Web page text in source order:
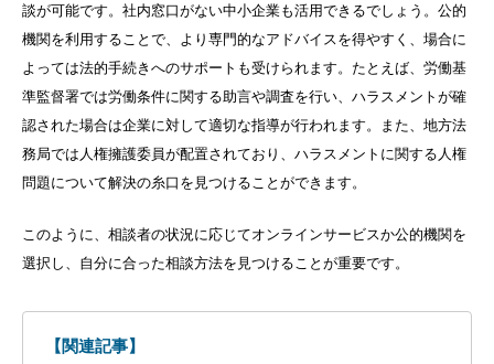
談が可能です。社内窓口がない中小企業も活用できるでしょう。公的
機関を利用することで、より専門的なアドバイスを得やすく、場合に
よっては法的手続きへのサポートも受けられます。たとえば、労働基
準監督署では労働条件に関する助言や調査を行い、ハラスメントが確
認された場合は企業に対して適切な指導が行われます。また、地方法
務局では人権擁護委員が配置されており、ハラスメントに関する人権
問題について解決の糸口を見つけることができます。
このように、相談者の状況に応じてオンラインサービスか公的機関を
選択し、自分に合った相談方法を見つけることが重要です。
【関連記事】